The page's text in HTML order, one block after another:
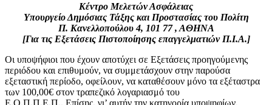
Κέντρο Μελετών Ασφάλειας
Υπουργείο Δημόσιας Τάξης και Προστασίας του Πολίτη
Π. Κανελλοπούλου 4, 101 77 , ΑΘΗΝΑ
[Για τις Εξετάσεις Πιστοποίησης επαγγελματιών Π.Ι.Α.]
Οι υποψήφιοι που έχουν αποτύχει σε Εξετάσεις προηγούμενης
περιόδου και επιθυμούν, να συμμετάσχουν στην παρούσα
εξεταστική περίοδο, οφείλουν, να καταθέσουν μόνο τα εξέταστρα
των 100,00€ στον τραπεζικό λογαριασμό του
Ε.Ο.Π.Π.Ε.Π.. Επίσης, γι’ αυτήν την κατηγορία υποψηφίων,